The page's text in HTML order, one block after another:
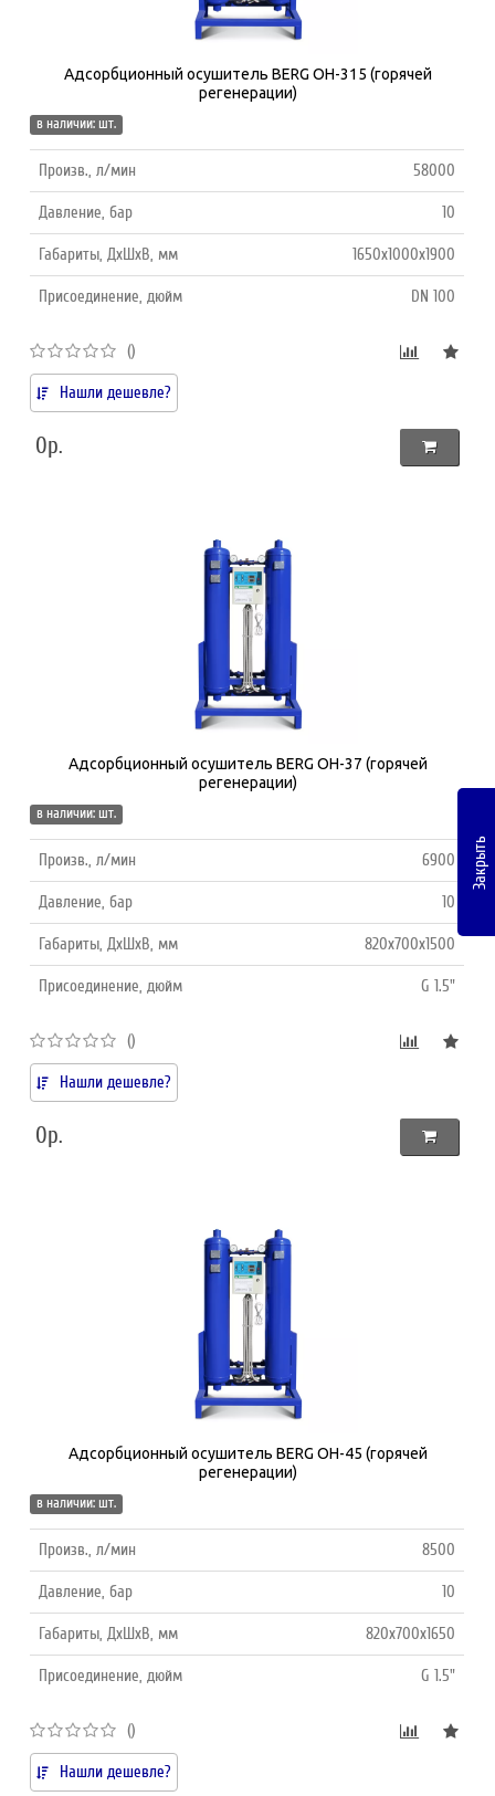
Адсорбционный осушитель BERG ОH-315 (горячей
регенерации)
в наличии: шт.
Произв., л/мин 58000
Давление, бар 10
Габариты, ДхШхВ, мм 1650х1000х1900
Присоединение, дюйм DN 100
()
Нашли дешевле?
0р.
Адсорбционный осушитель BERG ОH-37 (горячей
регенерации)
в наличии: шт.
Произв., л/мин 6900
Давление, бар 10
Габариты, ДхШхВ, мм 820х700х1500
Присоединение, дюйм G 1.5"
()
Нашли дешевле?
0р.
Адсорбционный осушитель BERG ОH-45 (горячей
регенерации)
в наличии: шт.
Произв., л/мин 8500
Давление, бар 10
Габариты, ДхШхВ, мм 820х700х1650
Присоединение, дюйм G 1.5"
()
Нашли дешевле?
Закрыть